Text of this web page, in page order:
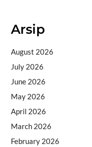
Arsip
August 2026
July 2026
June 2026
May 2026
April 2026
March 2026
February 2026